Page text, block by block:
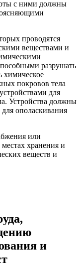
с ними должны
проводятся
веществами и
разрушать
химическое
покровов тела
для
Устройства должны
для ополаскивания
или
хранения и
веществ и
и